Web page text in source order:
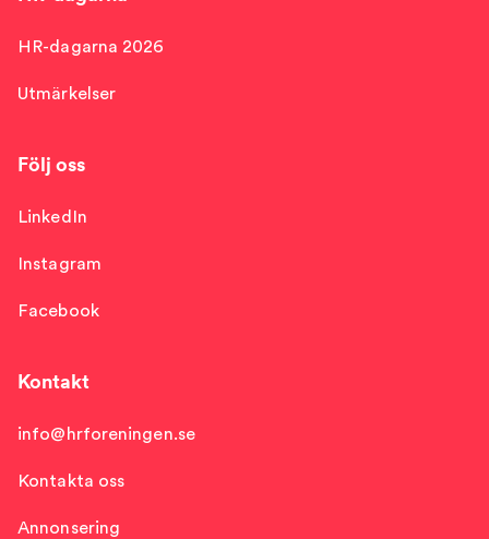
HR-dagarna 2026
Utmärkelser
Följ oss
LinkedIn
Instagram
Facebook
Kontakt
info@hrforeningen.se
Kontakta oss
Annonsering